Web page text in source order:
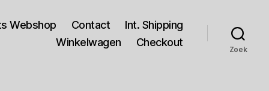
Webshop Contact
Int. Shipping
Winkelwagen
Checkout
Zoek